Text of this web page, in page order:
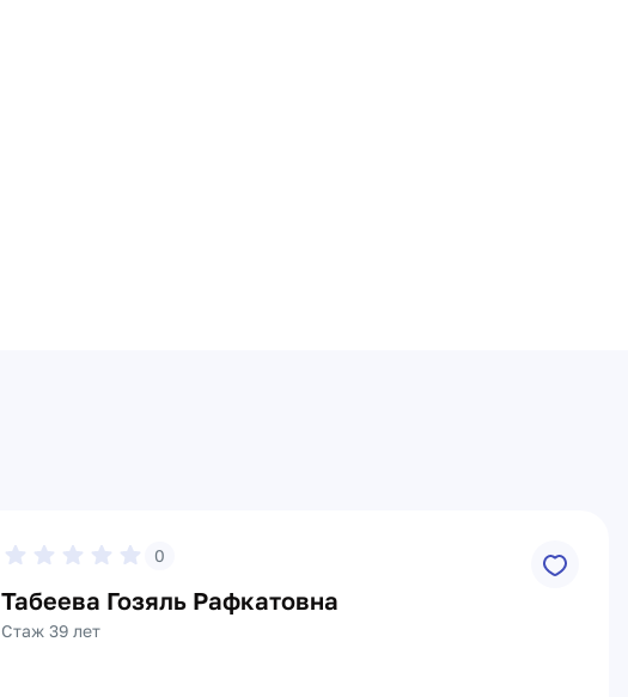
0
Табеева Гозяль Рафкатовна
Стаж 39 лет